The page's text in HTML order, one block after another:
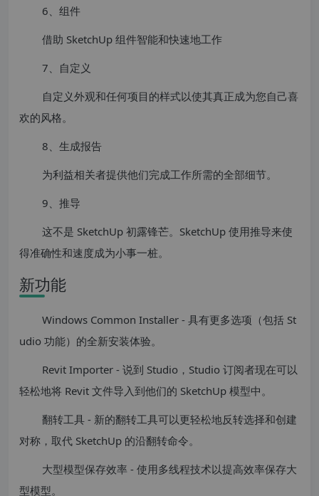
6、组件
借助 SketchUp 组件智能和快速地工作
7、自定义
自定义外观和任何项目的样式以使其真正成为您自己喜
欢的风格。
8、生成报告
为利益相关者提供他们完成工作所需的全部细节。
9、推导
这不是 SketchUp 初露锋芒。SketchUp 使用推导来使
得准确性和速度成为小事一桩。
新功能
Windows Common Installer - 具有更多选项（包括 St
udio 功能）的全新安装体验。
Revit Importer - 说到 Studio，Studio 订阅者现在可以
轻松地将 Revit 文件导入到他们的 SketchUp 模型中。
翻转工具 - 新的翻转工具可以更轻松地反转选择和创建
对称，取代 SketchUp 的沿翻转命令。
大型模型保存效率 - 使用多线程技术以提高效率保存大
型模型。